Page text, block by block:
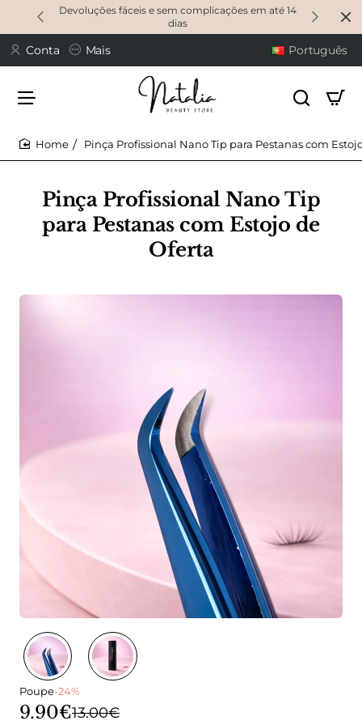
Devoluções fáceis e sem complicações em até 14
dias
Conta Mais Português
Pinça Profissional Nano Tip
para Pestanas com Estojo de
Oferta
Pinça Profissional Nano Tip para Pestanas com
Poupe-24%
9.90€13.00€